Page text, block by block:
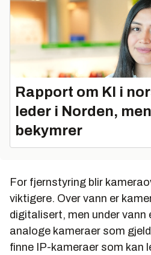
godt over 300 millioner
ansatte.
Nettsiden til Akva Group
Rapport om KI i
leder i Norden,
bekymrer
For fjernstyring blir
viktigere. Over vann er
digitalisert, men under
analoge kameraer som
finne IP-kameraer som kan